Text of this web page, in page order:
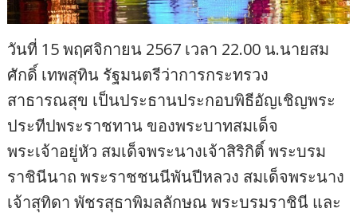
วันที่ 15 พฤศจิกายน 2567 เวลา 22.00 น.นายสม
ศักดิ์ เทพสุทิน รัฐมนตรีว่าการกระทรวง
สาธารณสุข เป็นประธานประกอบพิธีอัญเชิญพระ
ประทีปพระราชทาน ของพระบาทสมเด็จ
พระเจ้าอยู่หัว สมเด็จพระนางเจ้าสิริกิติ์ พระบรม
ราชินีนาถ พระราชชนนีพันปีหลวง สมเด็จพระนาง
เจ้าสุทิดา พัชรสุธาพิมลลักษณ พระบรมราชินี และ